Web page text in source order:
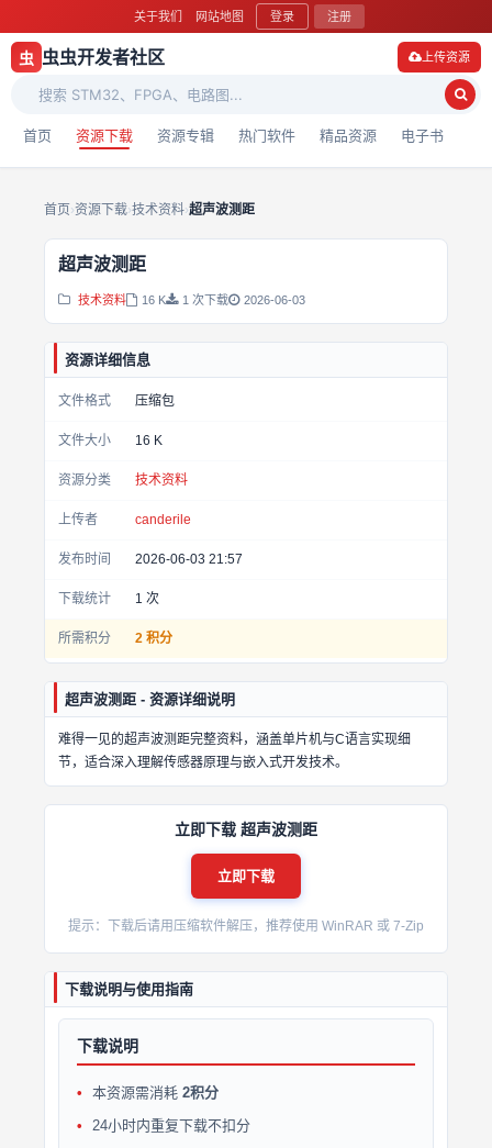
关于我们 网站地图 登录 注册
虫 虫虫开发者社区
首页 资源下载 资源专辑 热门软件 精品资源 电子书
上传资源
首页›资源下载›技术资料›超声波测距
超声波测距
技术资料 16 K 1 次下载 2026-06-03
资源详细信息
文件格式 压缩包
文件大小 16 K
资源分类 技术资料
上传者 canderile
发布时间 2026-06-03 21:57
下载统计 1 次
所需积分 2 积分
超声波测距 - 资源详细说明
难得一见的超声波测距完整资料，涵盖单片机与C语言实现细
节，适合深入理解传感器原理与嵌入式开发技术。
立即下载 超声波测距
立即下载
提示：下载后请用压缩软件解压，推荐使用 WinRAR 或 7-Zip
下载说明与使用指南
下载说明
本资源需消耗 2积分
24小时内重复下载不扣分